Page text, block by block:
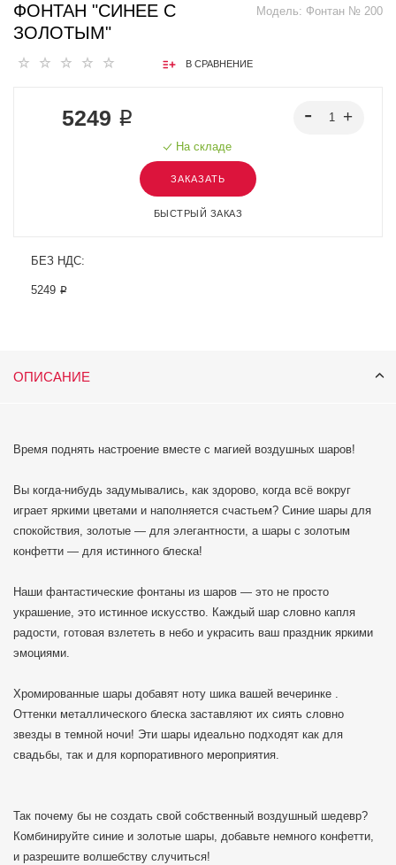
Модель: Фонтан № 200
ФОНТАН "СИНЕЕ С
ЗОЛОТЫМ"
В СРАВНЕНИЕ
5249 ₽
На складе
ЗАКАЗАТЬ
БЫСТРЫЙ ЗАКАЗ
БЕЗ НДС:
5249 ₽
ОПИСАНИЕ
Время поднять настроение вместе с магией воздушных шаров!
Вы когда-нибудь задумывались, как здорово, когда всё вокруг
играет яркими цветами и наполняется счастьем? Синие шары для
спокойствия, золотые — для элегантности, а шары с золотым
конфетти — для истинного блеска!
Наши фантастические фонтаны из шаров — это не просто
украшение, это истинное искусство. Каждый шар словно капля
радости, готовая взлететь в небо и украсить ваш праздник яркими
эмоциями.
Хромированные шары добавят ноту шика вашей вечеринке .
Оттенки металлического блеска заставляют их сиять словно
звезды в темной ночи! Эти шары идеально подходят как для
свадьбы, так и для корпоративного мероприятия.
Так почему бы не создать свой собственный воздушный шедевр?
Комбинируйте синие и золотые шары, добавьте немного конфетти,
и разрешите волшебству случиться!